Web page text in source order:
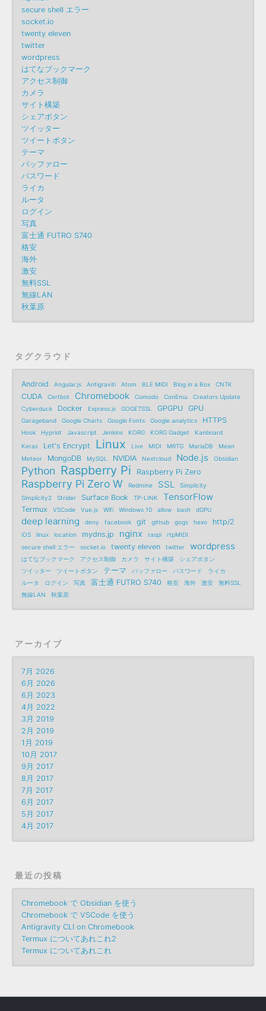
secure shell エラー
socket.io
twenty eleven
twitter
wordpress
はてなブックマーク
アクセス制御
カメラ
サイト構築
シェアボタン
ツイッター
ツイートボタン
テーマ
バッファロー
パスワード
ライカ
ルータ
ログイン
写真
富士通 FUTRO S740
格安
海外
激安
無料SSL
無線LAN
秋葉原
タグクラウド
Android Angular.js Antigraviti Atom BLE MIDI Blog in a Box CNTK
CUDA Certbot Chromebook Comodo ConEmu
Creators Update
Cyberduck
Docker Express.js GOGETSSL GPGPU GPU
Garageband Google Charts Google Fonts Google analytics HTTPS
Hook Hypriot Javascript Jenkins KORG KORG Gadget
Kanboard
Keras
Let's Encrypt Linux Live MIDI MRTG MariaDB
Mean
Meteor
MongoDB MySQL NVIDIA Nextcloud Node.js Obsidian
Python Raspberry Pi Raspberry Pi Zero
Raspberry Pi Zero W Redmine SSL
Simplicity
Simplicity2
Strider Surface Book TP-LINK TensorFlow
Termux VSCode Vue.js Wifi Windows 10 allow bash dGPU
deep learning deny facebook git github gogs hexo http/2
iOS linux location mydns.jp nginx raspi
rtpMIDI
secure shell エラー
socket.io twenty eleven twitter wordpress
はてなブックマーク アクセス制御 カメラ サイト構築
シェアボタン
ツイッター
ツイートボタン テーマ バッファロー パスワード
ライカ
ルータ
ログイン 写真 富士通 FUTRO S740 格安 海外 激安
無料SSL
無線LAN
秋葉原
アーカイブ
7月 2026
6月 2026
6月 2023
4月 2022
3月 2019
2月 2019
1月 2019
10月 2017
9月 2017
8月 2017
7月 2017
6月 2017
5月 2017
4月 2017
最近の投稿
Chromebook で Obsidian を使う
Chromebook で VSCode を使う
Antigravity CLI on Chromebook
Termux についてあれこれ2
Termux についてあれこれ